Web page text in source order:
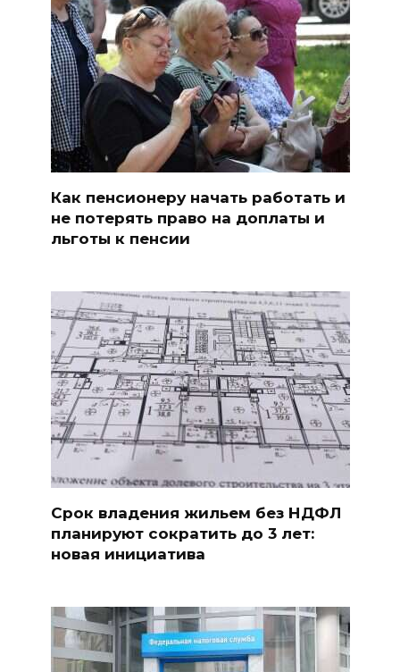
Как пенсионеру начать работать и
не потерять право на доплаты и
льготы к пенсии
Срок владения жильем без НДФЛ
планируют сократить до 3 лет:
новая инициатива